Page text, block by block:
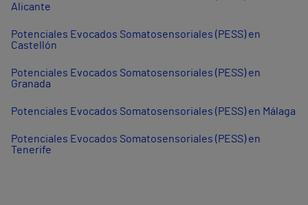
Alicante
Potenciales Evocados Somatosensoriales (PESS) en
Castellón
Potenciales Evocados Somatosensoriales (PESS) en
Granada
Potenciales Evocados Somatosensoriales (PESS) en Málaga
Potenciales Evocados Somatosensoriales (PESS) en
Tenerife